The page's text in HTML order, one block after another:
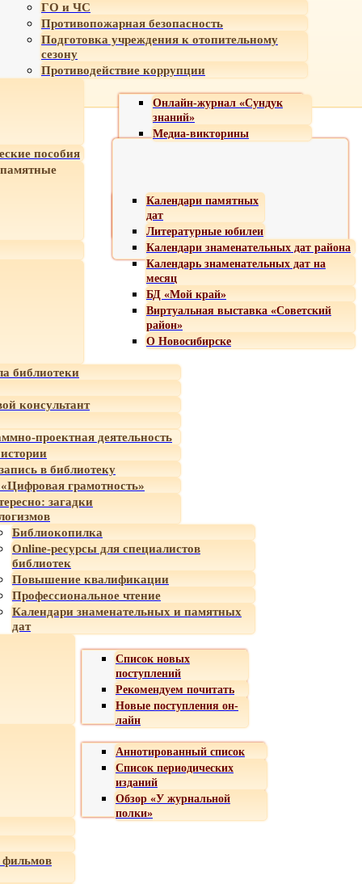
ГО и ЧС
Противопожарная безопасность
Подготовка учреждения к отопительному
сезону
Противодействие коррупции
Онлайн-журнал «Сундук
знаний»
Медиа-викторины
пособия
Календари памятных
дат
Литературные юбилеи
Календари знаменательных дат района
Календарь знаменательных дат на
месяц
БД «Мой край»
Виртуальная выставка «Советский
район»
О Новосибирске
библиотеки
консультант
проектная деятельность
в библиотеку
грамотность»
загадки
Библиокопилка
Online-ресурсы для специалистов
библиотек
Повышение квалификации
Профессиональное чтение
Календари знаменательных и памятных
дат
Список новых
поступлений
Рекомендуем почитать
Новые поступления он-
лайн
Аннотированный список
Список периодических
изданий
Обзор «У журнальной
полки»